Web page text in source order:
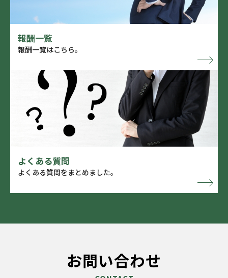
報酬一覧
報酬一覧はこちら。
よくある質問
よくある質問をまとめました。
お問い合わせ